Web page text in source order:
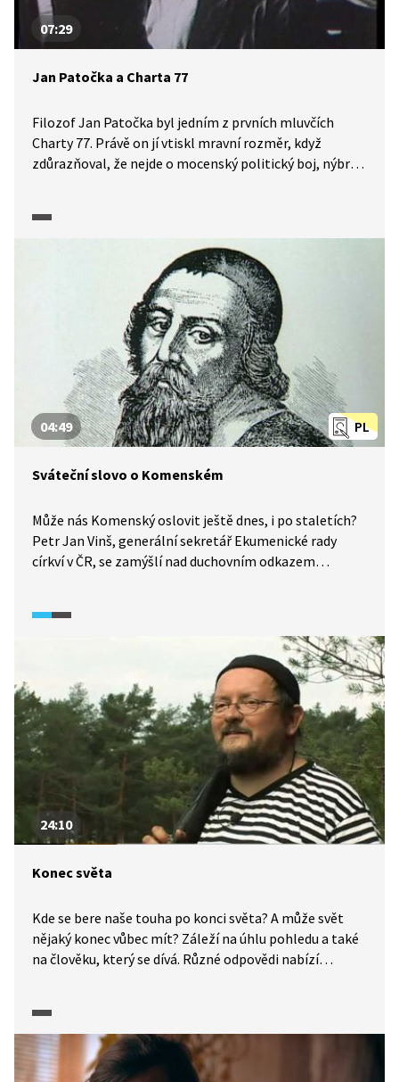
07:29
Jan Patočka a Charta 77
Filozof Jan Patočka byl jedním z prvních mluvčích
Charty 77. Právě on jí vtiskl mravní rozměr, když
zdůrazňoval, že nejde o mocenský politický boj, nýbrž
Na začátku března 1977 se setkal s nizozemským
ministrem van der Stoelem, což režim rozzuřilo. Státní
bezpečnost podrobila Patočku mnohahodinovému
výslechu, po němž se zdravotně zhroutil a o několik dní
PL
04:49
Sváteční slovo o Komenském
Může nás Komenský oslovit ještě dnes, i po staletích?
Petr Jan Vinš, generální sekretář Ekumenické rady
církví v ČR, se zamýšlí nad duchovním odkazem
Komenského vidí jako postavu stíhanou ranami osudu,
podobnou nalomené třtině, postavu, která se ale nikdy
nezlomí a znovu se narovná, aby pokračovala v práci
pro lidstvo…
24:10
Konec světa
Kde se bere naše touha po konci světa? A může svět
nějaký konec vůbec mít? Záleží na úhlu pohledu a také
na člověku, který se dívá. Různé odpovědi nabízí
konců má jitrnice, proč u nás máme tajgu, kde konec
nenastává a jak by to znělo, kdyby přeci jen nějaký ten
konec nastal?